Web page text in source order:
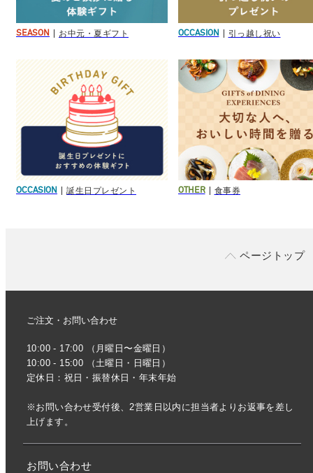
SEASON お中元・夏ギフト OCCASION 引っ越し祝い
OCCASION 誕生日プレゼント OTHER 食事券
ページトップ
ご注文・お問い合わせ
10:00 - 17:00 （月曜日〜金曜日）
10:00 - 15:00 （土曜日・日曜日）
定休日：祝日・振替休日・年末年始
※お問い合わせ受付後、2営業日以内に担当者よりお返事を差し
上げます。
お問い合わせ